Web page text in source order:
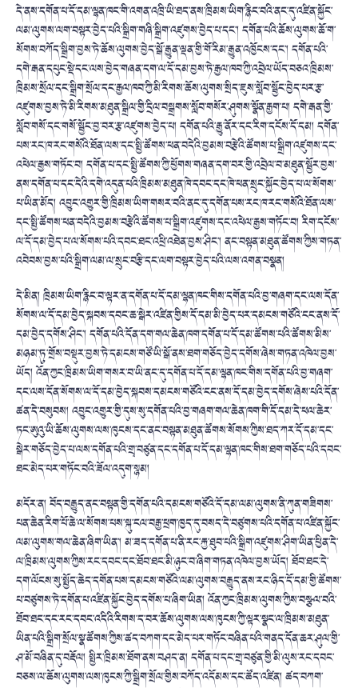
དེ་ནས་དགོན་པ་དོ་དམ་ལྷན་ཁང་གི་འགན་འཁྲི་ཡི་ཐད་ནས་ཁྲིམས་ཡིག་རྙིང་བའི་ནང་དུ་འཛིན་སྐྱོང་
ལམ་ལུགས་ལག་བསྟར་བྱེད་པའི་སྒྲིག་གཞི་སྒྲིག་འཛུགས་བྱེད་པ་དང་། དགོན་པའི་ཆོས་ལུགས་ཆོ་ག་
སོགས་བཀོད་སྒྲིག་བྱས་ཏེ་ཆོས་ལུགས་བྱེད་སྒོ་རྒྱུན་ལྡན་གྱི་གོ་རིམ་རྒྱུན་འཁྱོངས་དང་། དགོན་པའི་
དགེ་རྒན་དཔུང་སྡེ་དང་ལས་བྱེད་གཞན་དག་ལ་དོ་དམ་བྱས་ཏེ་རྒྱལ་ཁབ་ཀྱི་འབྲེལ་ཡོད་བཅའ་ཁྲིམས་
ཁྲིམས་སྲོལ་དང་སྒྲིག་སྲོལ་དང་རྒྱལ་ཁབ་ཀྱི་མི་རིགས་ཆོས་ལུགས་སྲིད་ཇུས་སློབ་སྦྱོང་བྱེད་པར་རྩ་
འཛུགས་བྱས་ཏེ་མི་རིགས་མཐུན་སྒྲིལ་གྱི་དྲིལ་བསྒྲགས་སློབ་གསོར་ཤུགས་སྣོན་རྒྱག་པ། དགེ་རྒན་གྱི་
སློབ་གསོ་དང་གསོ་སྦྱོང་བྱ་བར་རྩ་འཛུགས་བྱེད་པ། དགོན་པའི་རྒྱུ་ནོར་དང་རིག་དངོས་དོ་དམ། དགོན་
པས་རང་ཁ་རང་གསོའི་ཐོན་ལས་དང་སྤྱི་ཚོགས་ཕན་བདེའི་བྱམས་བརྩེའི་ཚོགས་པ་སྒྲིག་འཛུགས་དང་
འཕེལ་རྒྱས་གཏོང་བ། དགོན་པ་དང་སྤྱི་ཚོགས་ཀྱི་ཕྱོགས་གཞན་དག་བར་གྱི་འབྲེལ་བ་མཐུན་སྦྱོར་བྱས་
ནས་དགོན་པ་དང་དེའི་དགེ་འདུན་པའི་ཁྲིམས་མཐུན་ཁེ་དབང་དང་ཁེ་ཕན་སྲུང་སྐྱོང་བྱེད་པ་ལ་སོགས་
པ་ཡིན་མོད། འབྱུང་འགྱུར་གྱི་ཁྲིམས་ཡིག་གསར་བའི་ནང་དུ་དགོན་པས་རང་ཁ་རང་གསོའི་ཐོན་ལས་
དང་སྤྱི་ཚོགས་ཕན་བདེའི་བྱམས་བརྩེའི་ཚོགས་པ་སྒྲིག་འཛུགས་དང་འཕེལ་རྒྱས་གཏོང་བ། རིག་དངོས་
ལ་དོ་དམ་བྱེད་པ་ལ་སོགས་པའི་དབང་ཐང་འཕྲི་འཐེན་བྱས་ཤིང་། ནང་བསྟན་མཐུན་ཚོགས་ཀྱིས་གཏན་
འབེབས་བྱས་པའི་སྒྲིག་ལམ་ལ་སྲུང་བརྩི་དང་ལག་བསྟར་བྱེད་པའི་ལས་འགན་བསྣན།
དེ་མིན། ཁྲིམས་ཡིག་རྙིང་བ་ལྟར་ན་དགོན་པ་དོ་དམ་ལྷན་ཁང་གིས་དགོན་པའི་བྱ་གཞག་དང་ལས་དོན་
སོགས་ལ་དོ་དམ་བྱེད་སྐབས་དབང་ཆ་སྒེར་འཛིན་གྱིས་དོ་དམ་མི་བྱེད་པར་དམངས་གཙོའི་ངང་ནས་དོ་
དམ་བྱེད་དགོས་ཤིང་། དགོན་པའི་དོན་དག་གལ་ཆེན་ཁག་དགོན་པ་དོ་དམ་ཚོགས་པའི་ཚོགས་མིས་
མཉམ་ཏུ་གྲོས་བསྡུར་བྱས་ཏེ་དམངས་གཙོ་ཡི་སྒོ་ནས་ཐག་གཅོད་བྱེད་དགོས་ཞེས་གཏན་འཁེལ་བྱས་
ཡོད། འོན་ཀྱང་ཁྲིམས་ཡིག་གསར་བ་ཡི་ནང་དུ་དགོན་པ་དོ་དམ་ལྷན་ཁང་གིས་དགོན་པའི་བྱ་གཞག་
དང་ལས་དོན་སོགས་ལ་དོ་དམ་བྱེད་སྐབས་དམངས་གཙོའི་ངང་ནས་དོ་དམ་བྱེད་དགོས་ཞེས་པའི་དོན་
ཚན་དེ་བསུབས། འབྱུང་འགྱུར་གྱི་དུས་སུ་དགོན་པའི་བྱ་གཞག་གལ་ཆེན་ཁག་གི་དོ་དམ་དེ་ཕལ་ཆེར་
ཏང་ཨུའུ་ཡི་ཆོས་ལུགས་ལས་ཁུངས་དང་ནང་བསྟན་མཐུན་ཚོགས་སོགས་ཀྱིས་ཐད་ཀར་དོ་དམ་དང་
སྒེར་གཅོད་བྱེད་པ་ལས་དགོན་པའི་གྲྭ་བཙུན་དང་དགོན་པ་དོ་དམ་ལྷན་ཁང་གིས་ཐག་གཅོད་པའི་དབང་
ཐང་མེད་པར་གཏོང་བའི་ཟོལ་འདུག་སྙམ།
མདོར་ན། བོད་བརྒྱུད་ནང་བསྟན་གྱི་དགོན་པའི་དམངས་གཙོའི་དོ་དམ་ལམ་ལུགས་ནི་ཀུན་གཟིགས་
པན་ཆེན་རིག་པོ་ཆེ་ལ་སོགས་པས་སྐུ་ངལ་བརྒྱ་ཕྲག་ཁྱད་དུ་བསད་དེ་བཙུགས་པའི་དགོན་པ་འཛིན་སྐྱོང་
ལམ་ལུགས་གལ་ཆེན་ཞིག་ཡིན་། མ་ཟད་དགོན་པ་ནི་རང་རྐྱ་ཐུབ་པའི་སྒྲིག་འཛུགས་ཤིག་ཡིན་ཕྱིན་དེ་
ལ་ཁྲིམས་ལུགས་ཀྱིས་རང་དབང་དང་ཐོབ་ཐང་མི་ཉུང་བ་ཞིག་གཏན་འཁེལ་བྱས་ཡོད། ཐོབ་ཐང་དེ་
དག་ལོངས་སུ་སྤྱོད་ཆེད་དགོན་པས་དམངས་གཙོའི་ལམ་ལུགས་བརྒྱུད་ནས་རང་ཉིད་དོ་དམ་གྱི་ཚོགས་
པ་བཙུགས་ཏེ་དགོན་པ་འཛིན་སྐྱོང་བྱེད་དགོས་པ་ཞིག་ཡིན། འོན་ཀྱང་ཁྲིམས་ལུགས་ཀྱིས་བསྩལ་བའི་
ཐོབ་ཐང་དང་རང་དབང་འདིའི་རིགས་ད་བར་ཆོས་ལུགས་ལས་ཁུངས་ཀྱི་ལྟར་སྣང་ལ་ཁྲིམས་མཐུན་
ཡིན་པའི་སྒྲིག་སྲོལ་སྣ་ཚོགས་ཀྱིས་ཚད་བཀག་དང་མེད་པར་གཏོང་བཞིན་པའི་གནད་དོན་ཆར་ཤུལ་གྱི་
ཤ་མོ་བཞིན་དུ་བརྡོལ། སྤྱིར་ཁྲིམས་ཐོག་ནས་བཤད་ན། དགོན་པ་དང་གྲྭ་བཙུན་གྱི་མི་ལུས་རང་དབང་
བཅས་ལ་ཆོས་ལུགས་ལས་ཁུངས་ཀྱི་སྒྲིག་སྲོལ་གྱིས་བཀོད་འདོམས་དང་ཚོད་འཛིན། ཚད་བཀག་